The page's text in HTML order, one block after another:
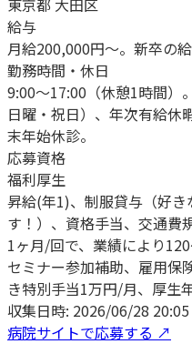
給与
月給200,000円～。新卒の給
勤務時間・休日
9:00～17:00（休憩1時間）
日曜・祝日）、年次有給休
末年始休診。
応募資格
福利厚生
昇給(年1)、制服貸与（好
す！）、資格手当、交通費
1ヶ月/回で、業績により
セミナー参加補助、雇用保
き特別手当1万円/月、厚生
収集日時: 2026/06/28 20:05
病院サイトで応募する ↗